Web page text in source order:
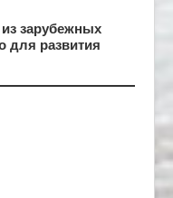
зарубежных
для развития